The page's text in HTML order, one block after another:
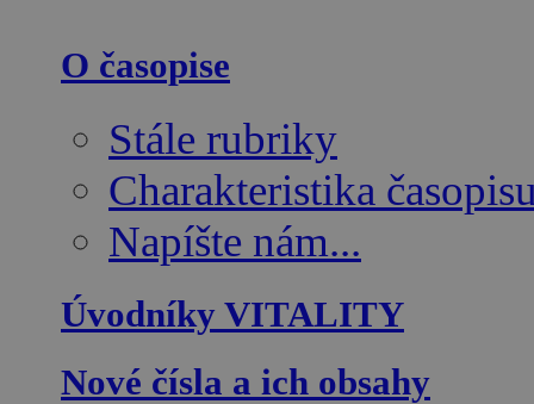
O časopise
Stále rubriky
Charakteristika
Napíšte nám...
Úvodníky VITALITY
Nové čísla a ich obsahy